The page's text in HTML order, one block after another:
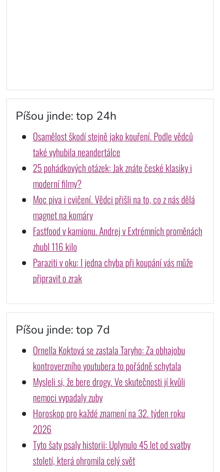
Píšou jinde: top 24h
Osamělost škodí stejně jako kouření. Podle vědců
také vyhubila neandertálce
25 pohádkových otázek: Jak znáte české klasiky i
moderní filmy?
Moc piva i cvičení. Vědci přišli na to, co z nás dělá
magnet na komáry
Fastfood v kamionu. Andrej v Extrémních proměnách
zhubl 116 kilo
Paraziti v oku: I jedna chyba při koupání vás může
připravit o zrak
Píšou jinde: top 7d
Ornella Koktová se zastala Taryho: Za obhajobu
kontroverzního youtubera to pořádně schytala
Mysleli si, že bere drogy. Ve skutečnosti jí kvůli
nemoci vypadaly zuby
Horoskop pro každé znamení na 32. týden roku
2026
Tyto šaty psaly historii: Uplynulo 45 let od svatby
století, která ohromila celý svět